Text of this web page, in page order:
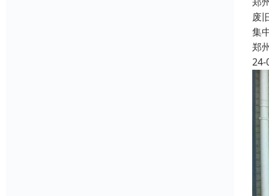
废
集
郑
24-